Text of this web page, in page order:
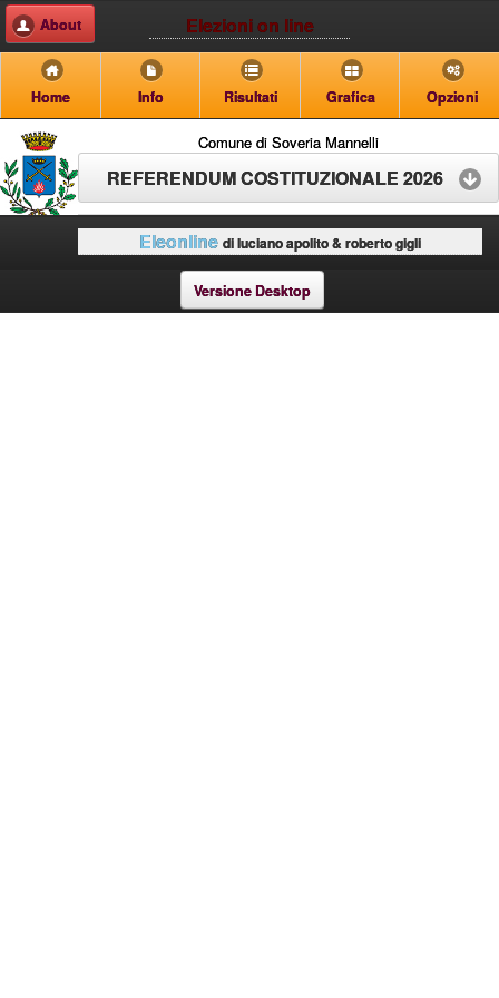
Elezioni on line
About
Home Info Risultati Grafica Opzioni
Comune di Soveria Mannelli
REFERENDUM COSTITUZIONALE 2026
Eleonline di luciano apolito & roberto gigli
Versione Desktop